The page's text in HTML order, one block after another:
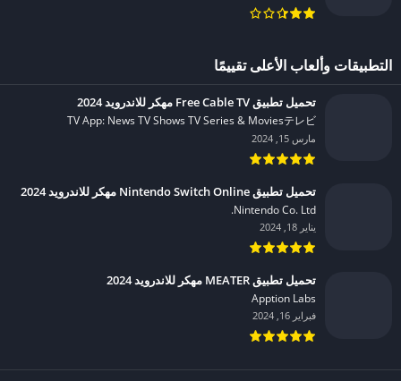
التطبيقات وألعاب الأعلى تقييمًا
تحميل تطبيق Free Cable TV مهكر للاندرويد 2024
TV App: News TV Shows TV Series & Moviesテレビ‏
مارس 15, 2024
تحميل تطبيق Nintendo Switch Online مهكر للاندرويد 2024
Nintendo Co. Ltd.‏
يناير 18, 2024
تحميل تطبيق MEATER مهكر للاندرويد 2024
Apption Labs‏
فبراير 16, 2024